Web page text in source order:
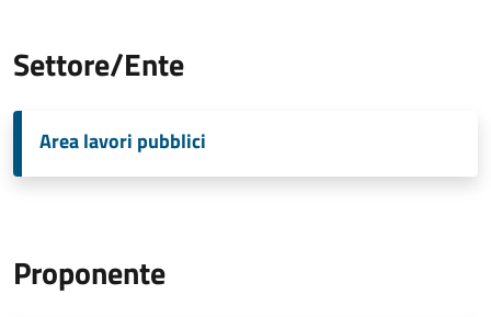
Settore/Ente
Area lavori pubblici
Proponente